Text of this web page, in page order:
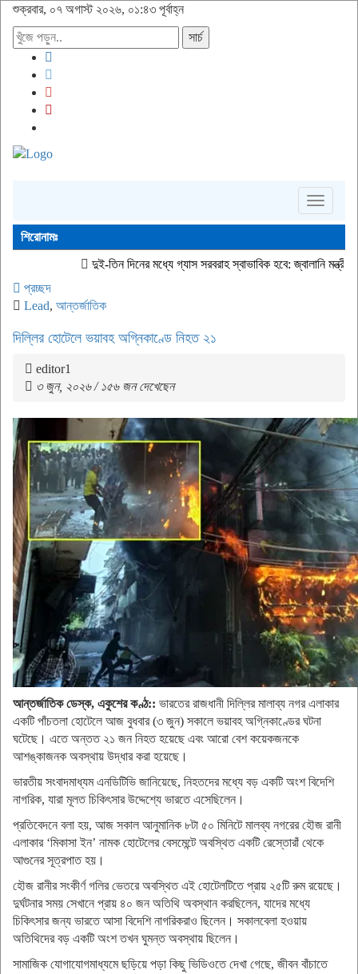
শুক্রবার, ০৭ অগাস্ট ২০২৬, ০১:৪৩ পূর্বাহ্ন
সার্চ
Toggle
শিরোনামঃ
দুই-তিন দিনের মধ্যে গ্যাস সরবরাহ স্বাভাবিক হবে: জ্বালানি মন্ত্রী
জীবিত অবস্থায়
প্রচ্ছদ
Lead, আন্তর্জাতিক
দিল্লির হোটেলে ভয়াবহ অগ্নিকাণ্ডে নিহত ২১
editor1
৩ জুন, ২০২৬ / ১৫৬ জন দেখেছেন
আন্তর্জাতিক ডেস্ক, একুশের কণ্ঠ:: ভারতের রাজধানী দিল্লির মালাব্য নগর এলাকার
একটি পাঁচতলা হোটেলে আজ বুধবার (৩ জুন) সকালে ভয়াবহ অগ্নিকাণ্ডের ঘটনা
ঘটেছে। এতে অন্তত ২১ জন নিহত হয়েছে এবং আরো বেশ কয়েকজনকে
আশঙ্কাজনক অবস্থায় উদ্ধার করা হয়েছে।
ভারতীয় সংবাদমাধ্যম এনডিটিভি জানিয়েছে, নিহতদের মধ্যে বড় একটি অংশ বিদেশি
নাগরিক, যারা মূলত চিকিৎসার উদ্দেশ্যে ভারতে এসেছিলেন।
প্রতিবেদনে বলা হয়, আজ সকাল আনুমানিক ৮টা ৫০ মিনিটে মালব্য নগরের হৌজ রানী
এলাকার ‘মিকাসা ইন’ নামক হোটেলের বেসমেন্টে অবস্থিত একটি রেস্তোরাঁ থেকে
আগুনের সূত্রপাত হয়।
হৌজ রানীর সংকীর্ণ গলির ভেতরে অবস্থিত এই হোটেলটিতে প্রায় ২৫টি রুম রয়েছে।
দুর্ঘটনার সময় সেখানে প্রায় ৪০ জন অতিথি অবস্থান করছিলেন, যাদের মধ্যে
চিকিৎসার জন্য ভারতে আসা বিদেশি নাগরিকরাও ছিলেন। সকালবেলা হওয়ায়
অতিথিদের বড় একটি অংশ তখন ঘুমন্ত অবস্থায় ছিলেন।
সামাজিক যোগাযোগমাধ্যমে ছড়িয়ে পড়া কিছু ভিডিওতে দেখা গেছে, জীবন বাঁচাতে